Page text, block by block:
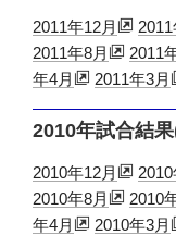
2011年12月
2011年8月
2011
年4月
2011年3月
2010年試合結
2010年12月
2010年8月
2010
年4月
2010年3月